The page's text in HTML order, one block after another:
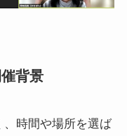
背景
時間や場所を選ば